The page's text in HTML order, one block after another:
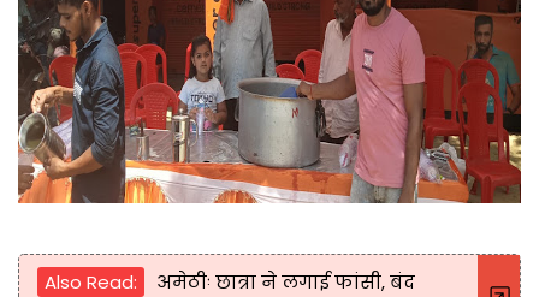
Also Read:
अमेठीः छात्रा ने लगाई फांसी, बंद